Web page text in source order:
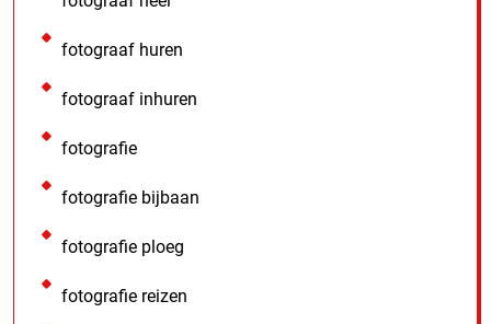
fotograaf huren
fotograaf inhuren
fotografie
fotografie bijbaan
fotografie ploeg
fotografie reizen